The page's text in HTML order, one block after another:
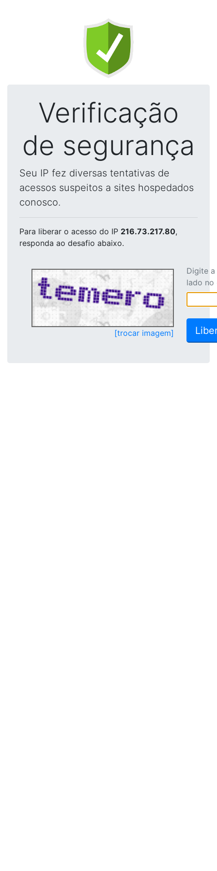
Verificação
de segurança
Seu IP fez diversas tentativas de
acessos suspeitos a sites hospedados
conosco.
Para liberar o acesso do IP 216.73.217.80,
responda ao desafio abaixo.
[trocar imagem]
Digite
lado no